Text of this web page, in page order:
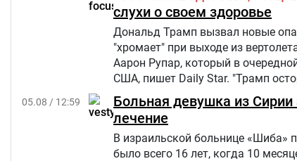
слухи о своем здоровье
Дональд Трамп вызвал новые
"хромает" при выходе из
Аарон Рупар, который в
США, пишет Daily Star. "Трамп
слегка прихрамывая", — написал
05.08 / 12:59
Больная девушка из Сирии
лечение
В израильской больнице «Шиба»
было всего 16 лет, когда 10